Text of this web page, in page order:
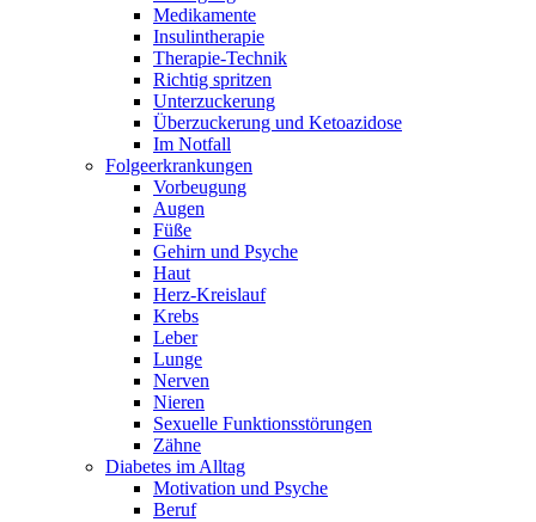
Medikamente
Insulintherapie
Therapie-Technik
Richtig spritzen
Unterzuckerung
Überzuckerung und Ketoazidose
Im Notfall
Folgeerkrankungen
Vorbeugung
Augen
Füße
Gehirn und Psyche
Haut
Herz-Kreislauf
Krebs
Leber
Lunge
Nerven
Nieren
Sexuelle Funktionsstörungen
Zähne
Diabetes im Alltag
Motivation und Psyche
Beruf